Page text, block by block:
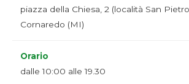
piazza della Chiesa, 2 (località San
Cornaredo (MI)
Orario
dalle 10:00 alle 19.30